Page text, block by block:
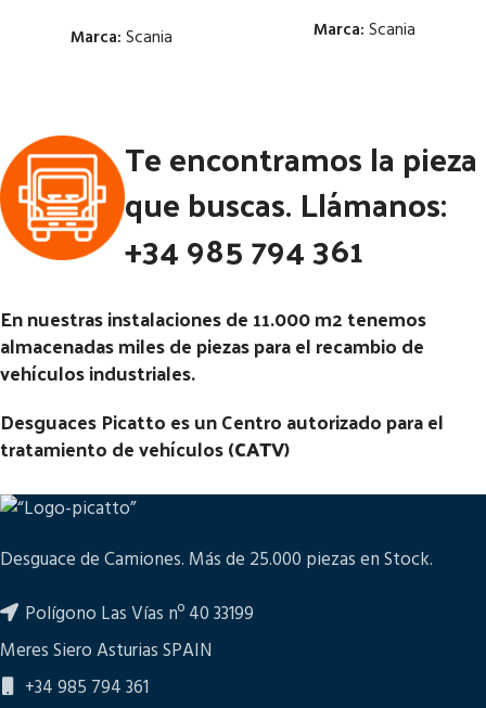
Marca: Scania
Ubicación:
Notas:[VP]SCANIA SERIE 4
E2 R124 - 400 TR (4X2) | 01.96
- 12.01
Código Pieza:58424
Marca: Scania
Notas:
Código Pieza:55949
Te encontramos la pieza
que buscas. Llámanos:
+34 985 794 361
En nuestras instalaciones de 11.000 m2 tenemos
almacenadas miles de piezas para el recambio de
vehículos industriales.
Desguaces Picatto es un Centro autorizado para el
tratamiento de vehículos (CATV)
Desguace de Camiones. Más de 25.000 piezas en Stock.
Polígono Las Vías nº 40 33199
Meres Siero Asturias SPAIN
+34 985 794 361